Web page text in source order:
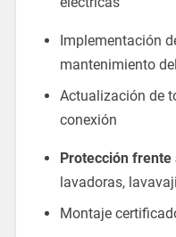
Implementación
mantenimiento
Actualización de
conexión
Protección
lavadoras,
Montaje